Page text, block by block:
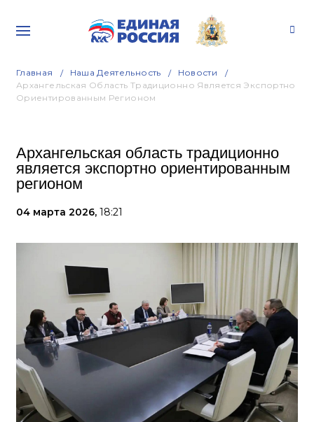
Главная Наша Деятельность
Новости
Архангельская Область Традиционно Является Экспортно
Ориентированным Регионом
Архангельская область традиционно
является экспортно ориентированным
регионом
04 марта 2026, 18:21